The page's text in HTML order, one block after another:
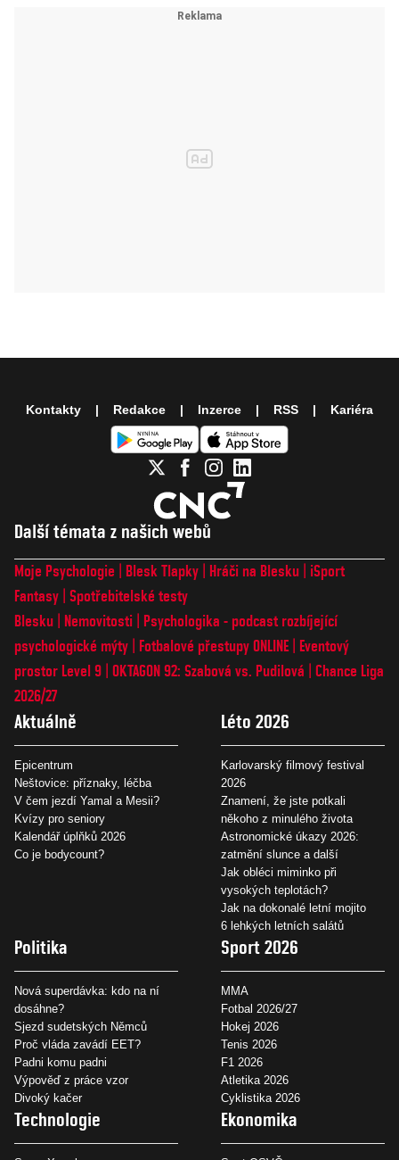
Další témata z našich webů
Moje Psychologie Blesk Tlapky Hráči na Blesku
iSport
Fantasy Spotřebitelské testy
Blesku
Nemovitosti
Psychologika - podcast rozbíjející
psychologické mýty
Fotbalové přestupy ONLINE
Eventový
prostor Level 9 OKTAGON 92: Szabová vs. Pudilová
Chance Liga
2026/27
Aktuálně
Epicentrum
Neštovice: příznaky, léčba
V čem jezdí Yamal a Mesii?
Kvízy pro seniory
Kalendář úplňků 2026
Co je bodycount?
Léto 2026
Karlovarský filmový festival
2026
Znamení, že jste potkali
někoho z minulého života
Astronomické úkazy 2026:
zatmění slunce a další
Jak obléci miminko při
vysokých teplotách?
Jak na dokonalé letní mojito
6 lehkých letních salátů
Politika
Nová superdávka: kdo na ní
dosáhne?
Sjezd sudetských Němců
Proč vláda zavádí EET?
Padni komu padni
Výpověď z práce vzor
Divoký kačer
Sport 2026
MMA
Fotbal 2026/27
Hokej 2026
Tenis 2026
F1 2026
Atletika 2026
Cyklistika 2026
Technologie Ekonomika
Kontakty Redakce Inzerce RSS Kariéra